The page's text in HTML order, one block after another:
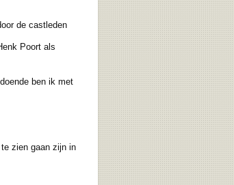
de castleden
Poort als
ben ik met
zien gaan zijn in